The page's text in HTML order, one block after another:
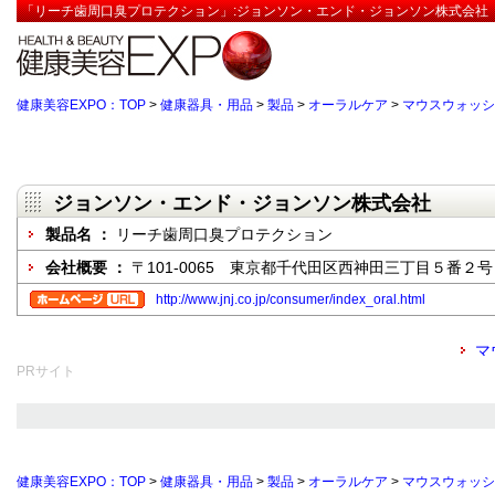
「リーチ歯周口臭プロテクション」:ジョンソン・エンド・ジョンソン株式会社
健康美容EXPO：TOP > 健康器具・用品 > 製品 > オーラルケア > マウスウォッ
ジョンソン・エンド・ジョンソン株式会社
製品名 ：
リーチ歯周口臭プロテクション
会社概要 ： 〒101-0065 東京都千代田区西神田三丁目５番２号
http://www.jnj.co.jp/consumer/index_oral.html
マ
PRサイト
健康美容EXPO：TOP > 健康器具・用品 > 製品 > オーラルケア > マウスウォッ